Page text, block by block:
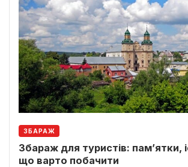
ЗБАРАЖ
Збараж для туристів: пам’ятки,
що варто побачити